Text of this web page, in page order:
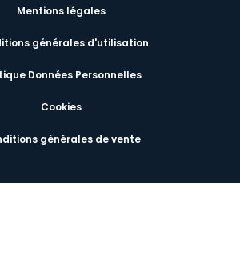
Mentions légales
générales d'utilisation
Données Personnelles
Cookies
générales de vente